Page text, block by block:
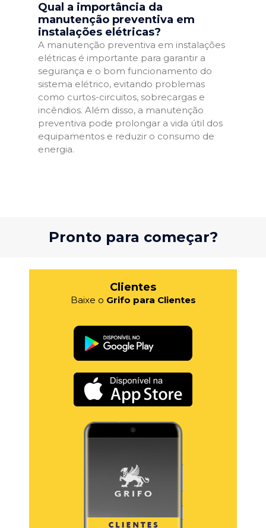
Qual a importância da
manutenção preventiva em
instalações elétricas?
A manutenção preventiva em instalações
elétricas é importante para garantir a
segurança e o bom funcionamento do
sistema elétrico, evitando problemas
como curtos-circuitos, sobrecargas e
incêndios. Além disso, a manutenção
preventiva pode prolongar a vida útil dos
equipamentos e reduzir o consumo de
energia.
Pronto para começar?
Clientes
Baixe o Grifo para Clientes